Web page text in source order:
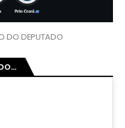
DO DEPUTADO